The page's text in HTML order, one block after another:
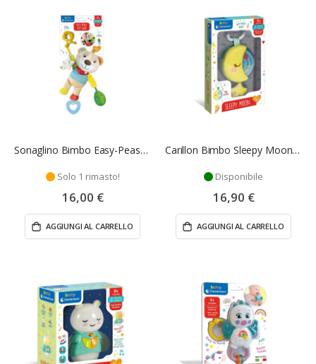
Sonaglino Bimbo Easy-Peasy Soft Bear - Clementoni
Solo 1 rimasto!
16,00 €
AGGIUNGI AL CARRELLO
Carillon Bimbo Sleepy Moon - Clementoni
Disponibile
16,90 €
AGGIUNGI AL CARRELLO